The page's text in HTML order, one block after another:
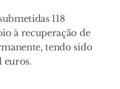
118
à recuperação de
tendo sido
euros.